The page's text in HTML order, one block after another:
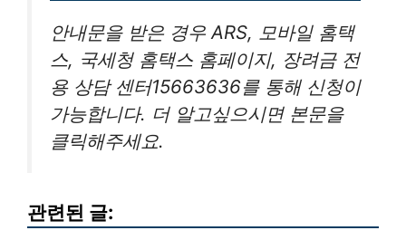
안내문을 받은 경우 ARS, 모바일 홈택
스, 국세청 홈택스 홈페이지, 장려금 전
용 상담 센터15663636를 통해 신청이
가능합니다. 더 알고싶으시면 본문을
클릭해주세요.
관련된 글: